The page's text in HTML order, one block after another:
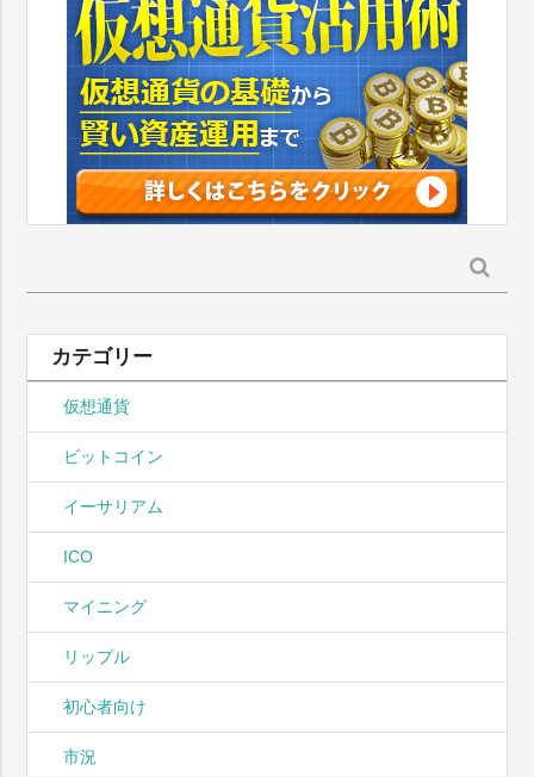
索:
カテゴリー
仮想通貨
ビットコイン
イーサリアム
ICO
マイニング
リップル
初心者向け
市況